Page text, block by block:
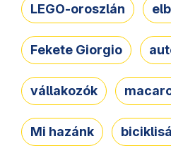
LEGO-oroszlán
Fekete Giorgio
vállakozók
Mi hazánk